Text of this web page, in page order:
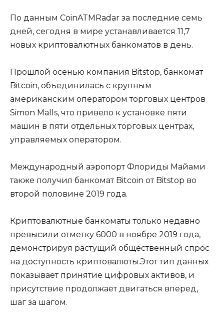
По данным CoinATMRadar за последние семь
дней, сегодня в мире устанавливается 11,7
новых криптовалютных банкоматов в день.
Прошлой осенью компания Bitstop, банкомат
Bitcoin, объединилась с крупным
американским оператором торговых центров
Simon Malls, что привело к установке пяти
машин в пяти отдельных торговых центрах,
управляемых оператором.
Международный аэропорт Флориды Майами
также получил банкомат Bitcoin от Bitstop во
второй половине 2019 года.
Криптовалютные банкоматы только недавно
превысили отметку 6000 в ноябре 2019 года,
демонстрируя растущий общественный спрос
на доступность криптовалюты.Этот тип данных
показывает принятие цифровых активов, и
присутствие продолжает двигаться вперед,
шаг за шагом.